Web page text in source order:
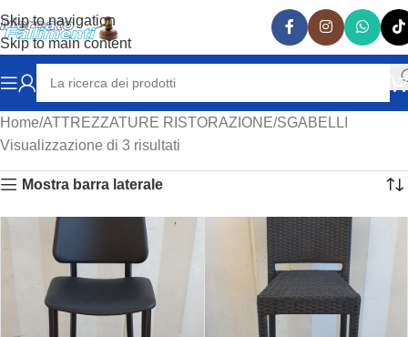
Skip to navigation
Skip to main content
Home ATTREZZATURE RISTORAZIONE SGABELLI
Visualizzazione di 3 risultati
Mostra barra laterale